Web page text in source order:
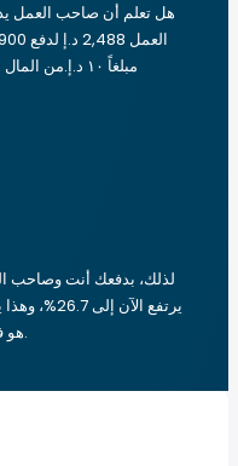
هل تعلم أن صاحب العمل
يرتفع
هو في الواقع 9.2% أعلى من ما بدا في البداية.